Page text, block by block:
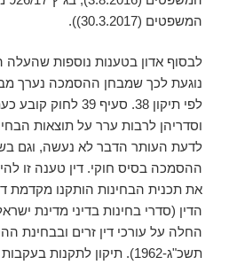
המשפטים (30.3.2017)).
לבסוף אדון בטענות נוספות
נוגעת לכך שמבחן ההסמכה נערך
לפי תיקון 38. סעיף
וסדריהן לרבות ערר על תוצאות
לדעת העותר הדבר לא נעשה, וגם
ההסמכה בסיס חוקי. דין טענה זו
את תכנית הבחינות הותקנו מקדמת
הדין (סדרי בחינות בדיני מדינת
החלה על עורכי דין זרים ובבחינת